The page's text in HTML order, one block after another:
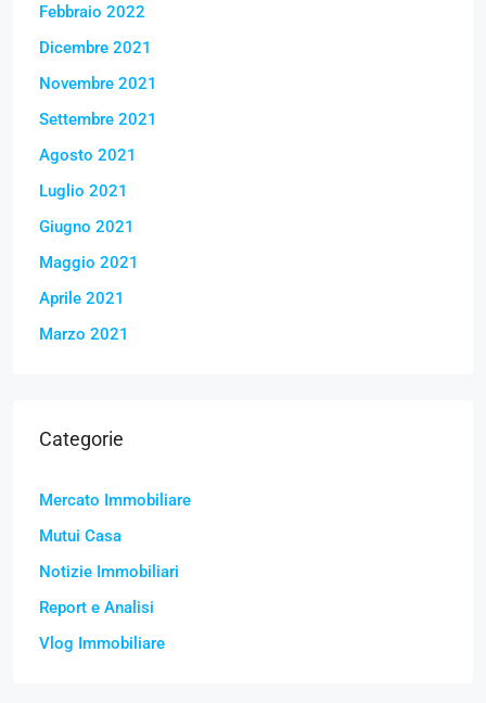
Febbraio 2022
Dicembre 2021
Novembre 2021
Settembre 2021
Agosto 2021
Luglio 2021
Giugno 2021
Maggio 2021
Aprile 2021
Marzo 2021
Categorie
Mercato Immobiliare
Mutui Casa
Notizie Immobiliari
Report e Analisi
Vlog Immobiliare